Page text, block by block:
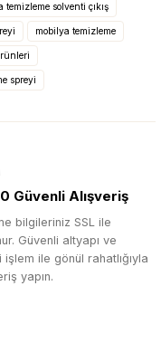
temizleme solventi çıkış
mobilya temizleme
spreyi
Güvenli Alışveriş
bilgileriniz SSL ile
Güvenli altyapı ve
işlem ile gönül rahatlığıyla
yapın.